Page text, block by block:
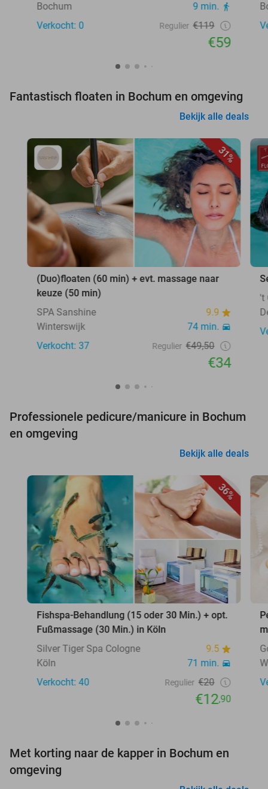
Bochum
9 min.
Verkocht: 0
Regulier €119
€59
Fantastisch floaten in Bochum en omgeving
Bekijk alle deals
31%
(Duo)floaten (60 min) + evt. massage naar
keuze (50 min)
SPA Sanshine
9.9
Winterswijk
74 min.
Verkocht: 37
Regulier €49,50
€34
't
Professionele pedicure/manicure in Bochum
en omgeving
Bekijk alle deals
36%
Fishspa-Behandlung (15 oder 30 Min.) + opt.
Fußmassage (30 Min.) in Köln
Silver Tiger Spa Cologne
9.5
Köln
71 min.
Verkocht: 40
Regulier €20
€12,90
Met korting naar de kapper in Bochum en
omgeving